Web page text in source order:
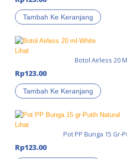
Tambah Ke Keranjang
Lihat
Botol Airless 20
Rp123.00
Tambah Ke Keranjang
Lihat
Pot PP Bunga 15 Gr-
Rp123.00